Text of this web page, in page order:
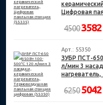
Цифровая
45003582
Арт.: 55350
ЗУБР ПСТ-650
л/мин 3
62505042